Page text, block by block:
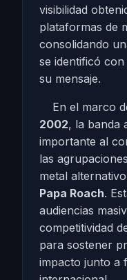
visibilidad
plataformas de
consolidando
se identificó
su mensaje.
En el marco
2002, la banda
importante al
las
metal
Papa Roach.
audiencias
competitividad
para sostener
impacto junto a